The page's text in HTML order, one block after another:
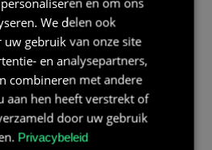
bepaalt de compatibiliteit met
verhoogt de veiligheid en
makkelijker om
te vergelijken.
We delen ook
gebruik van onze site
en analysepartners,
combineren met andere
aan hen heeft verstrekt of
door uw gebruik
Privacybeleid